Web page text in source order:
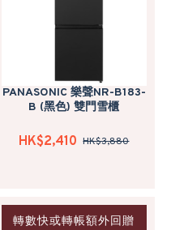
PANASONIC 樂聲NR-B183-
B (黑色) 雙門雪櫃
HK$2,410 HK$3,880
轉數快或轉帳額外回贈